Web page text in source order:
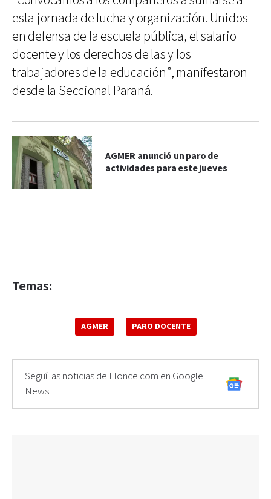
esta jornada de lucha y organización. Unidos
en defensa de la escuela pública, el salario
docente y los derechos de las y los
trabajadores de la educación”, manifestaron
desde la Seccional Paraná.
AGMER anunció un paro de
actividades para este jueves
Temas:
AGMER PARO DOCENTE
Seguí las noticias de Elonce.com en Google
News